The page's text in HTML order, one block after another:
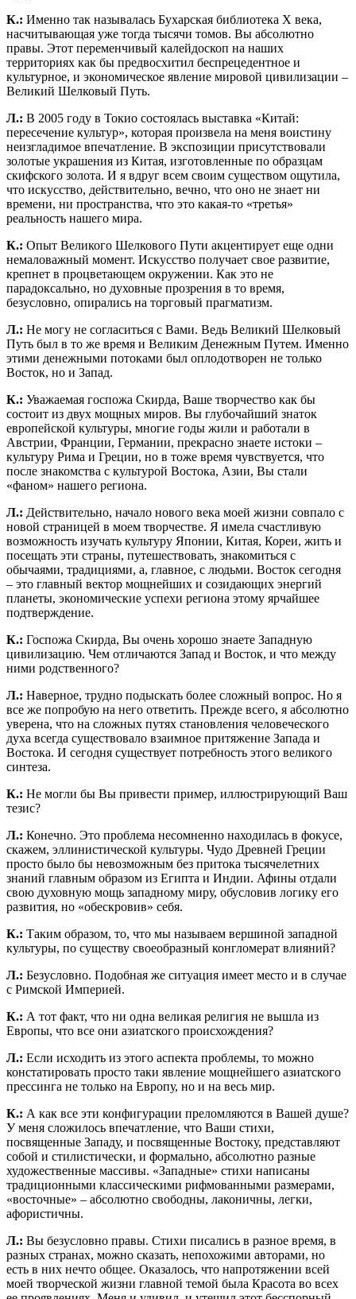
К.: Именно так называлась Бухарская библиотека Х века,
насчитывающая уже тогда тысячи томов. Вы абсолютно
правы. Этот переменчивый калейдоскоп на наших
территориях как бы предвосхитил беспрецедентное и
культурное, и экономическое явление мировой цивилизации –
Великий Шелковый Путь.
Л.: В 2005 году в Токио состоялась выставка «Китай:
пересечение культур», которая произвела на меня воистину
неизгладимое впечатление. В экспозиции присутствовали
золотые украшения из Китая, изготовленные по образцам
скифского золота. И я вдруг всем своим существом ощутила,
что искусство, действительно, вечно, что оно не знает ни
времени, ни пространства, что это какая-то «третья»
реальность нашего мира.
К.: Опыт Великого Шелкового Пути акцентирует еще одни
немаловажный момент. Искусство получает свое развитие,
крепнет в процветающем окружении. Как это не
парадоксально, но духовные прозрения в то время,
безусловно, опирались на торговый прагматизм.
Л.: Не могу не согласиться с Вами. Ведь Великий Шелковый
Путь был в то же время и Великим Денежным Путем. Именно
этими денежными потоками был оплодотворен не только
Восток, но и Запад.
К.: Уважаемая госпожа Скирда, Ваше творчество как бы
состоит из двух мощных миров. Вы глубочайший знаток
европейской культуры, многие годы жили и работали в
Австрии, Франции, Германии, прекрасно знаете истоки –
культуру Рима и Греции, но в тоже время чувствуется, что
после знакомства с культурой Востока, Азии, Вы стали
«фаном» нашего региона.
Л.: Действительно, начало нового века моей жизни совпало с
новой страницей в моем творчестве. Я имела счастливую
возможность изучать культуру Японии, Китая, Кореи, жить и
посещать эти страны, путешествовать, знакомиться с
обычаями, традициями, а, главное, с людьми. Восток сегодня
– это главный вектор мощнейших и созидающих энергий
планеты, экономические успехи региона этому ярчайшее
подтверждение.
К.: Госпожа Скирда, Вы очень хорошо знаете Западную
цивилизацию. Чем отличаются Запад и Восток, и что между
ними родственного?
Л.: Наверное, трудно подыскать более сложный вопрос. Но я
все же попробую на него ответить. Прежде всего, я абсолютно
уверена, что на сложных путях становления человеческого
духа всегда существовало взаимное притяжение Запада и
Востока. И сегодня существует потребность этого великого
синтеза.
К.: Не могли бы Вы привести пример, иллюстрирующий Ваш
тезис?
Л.: Конечно. Это проблема несомненно находилась в фокусе,
скажем, эллинистической культуры. Чудо Древней Греции
просто было бы невозможным без притока тысячелетних
знаний главным образом из Египта и Индии. Афины отдали
свою духовную мощь западному миру, обусловив логику его
развития, но «обескровив» себя.
К.: Таким образом, то, что мы называем вершиной западной
культуры, по существу своеобразный конгломерат влияний?
Л.: Безусловно. Подобная же ситуация имеет место и в случае
с Римской Империей.
К.: А тот факт, что ни одна великая религия не вышла из
Европы, что все они азиатского происхождения?
Л.: Если исходить из этого аспекта проблемы, то можно
констатировать просто таки явление мощнейшего азиатского
прессинга не только на Европу, но и на весь мир.
К.: А как все эти конфигурации преломляются в Вашей душе?
У меня сложилось впечатление, что Ваши стихи,
посвященные Западу, и посвященные Востоку, представляют
собой и стилистически, и формально, абсолютно разные
художественные массивы. «Западные» стихи написаны
традиционными классическими рифмованными размерами,
«восточные» – абсолютно свободны, лаконичны, легки,
афористичны.
Л.: Вы безусловно правы. Стихи писались в разное время, в
разных странах, можно сказать, непохожими авторами, но
есть в них нечто общее. Оказалось, что напротяжении всей
моей творческой жизни главной темой была Красота во всех